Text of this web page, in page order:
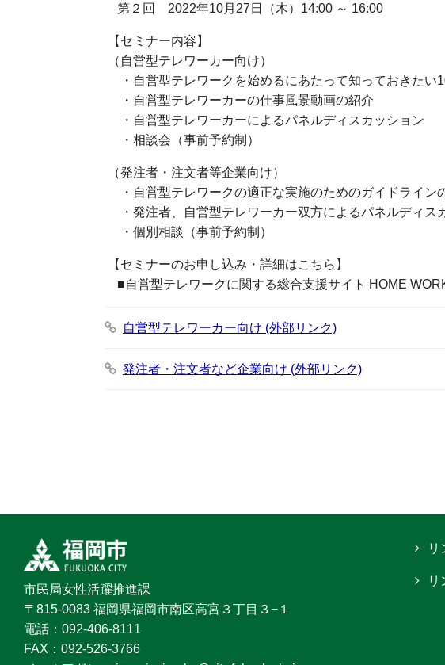
第２回 2022年10月27日（木）14:00 ～ 16:00
【セミナー内容】
（自営型テレワーカー向け）
・自営型テレワークを始めるにあたって知っておきたい
・自営型テレワーカーの仕事風景動画の紹介
・自営型テレワーカーによるパネルディスカッション
・相談会（事前予約制）
（発注者・注文者等企業向け）
・自営型テレワークの適正な実施のためのガイドライン
・発注者、自営型テレワーカー双方によるパネルディス
・個別相談（事前予約制）
【セミナーのお申し込み・詳細はこちら】
■自営型テレワークに関する総合支援サイト HOME
自営型テレワーカー向け (外部リンク)
発注者・注文者など企業向け (外部リンク)
市民局女性活躍推進課
〒815-0083 福岡県福岡市南区高宮３丁目３−１
電話：092‐406‐8111
FAX：092‐526‐3766
リ
リ